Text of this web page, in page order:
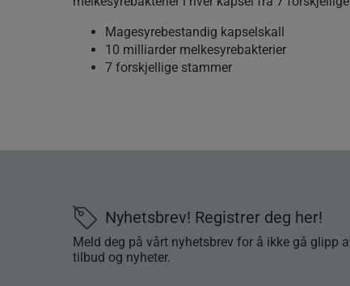
Magesyrebestandig kapselskall
10 milliarder melkesyrebakterier
7 forskjellige stammer
Nyhetsbrev! Registrer deg her!
Meld deg på vårt nyhetsbrev for å ikke gå glipp
tilbud og nyheter.